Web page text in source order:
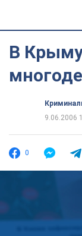
В
9.06.2006
0